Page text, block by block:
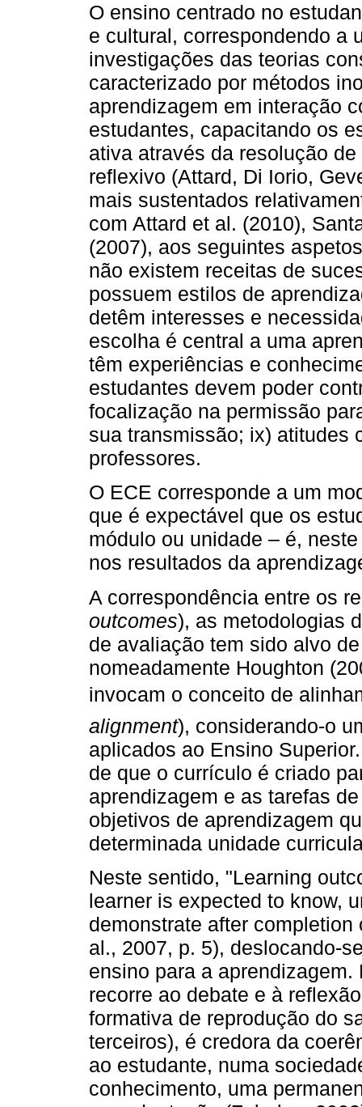
O ensino centrado no
e cultural, correspondendo a
investigações das teorias
caracterizado por métodos
aprendizagem em interação
estudantes, capacitando os
ativa através da resolução
reflexivo (Attard, Di Iorio,
mais sustentados
com Attard et al. (2010),
(2007), aos seguintes
não existem receitas de
possuem estilos de
detêm interesses e
escolha é central a uma
têm experiências e
estudantes devem poder
focalização na permissão
sua transmissão; ix) atitudes
professores.
O ECE corresponde a um
que é expectável que os
módulo ou unidade – é,
nos resultados da
A correspondência entre os
outcomes), as metodologias
de avaliação tem sido alvo
nomeadamente Houghton
invocam o conceito de
alignment), considerando-o
aplicados ao Ensino
de que o currículo é criado
aprendizagem e as tarefas
objetivos de aprendizagem
determinada unidade
Neste sentido, "Learning
learner is expected to know,
demonstrate after
al., 2007, p. 5), deslocando-
ensino para a
recorre ao debate e à
formativa de reprodução do
terceiros), é credora da
ao estudante, numa
conhecimento, uma